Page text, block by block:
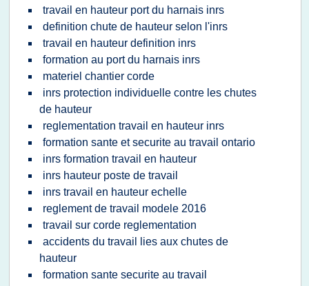
travail en hauteur port du harnais inrs
definition chute de hauteur selon l'inrs
travail en hauteur definition inrs
formation au port du harnais inrs
materiel chantier corde
inrs protection individuelle contre les chutes
de hauteur
reglementation travail en hauteur inrs
formation sante et securite au travail ontario
inrs formation travail en hauteur
inrs hauteur poste de travail
inrs travail en hauteur echelle
reglement de travail modele 2016
travail sur corde reglementation
accidents du travail lies aux chutes de
hauteur
formation sante securite au travail